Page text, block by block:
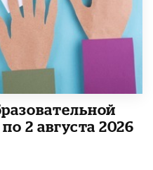
2 августа 2026